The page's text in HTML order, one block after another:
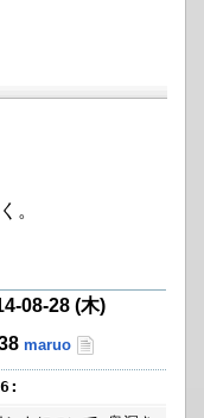
。
08-28 (木)
maruo